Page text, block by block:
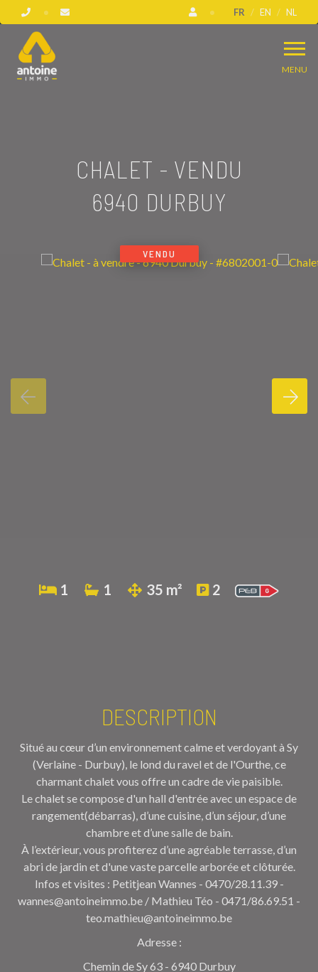
FR EN NL
MENU
CHALET - VENDU
6940 DURBUY
VENDU
1 1 35 m² 2
DESCRIPTION
Situé au cœur d’un environnement calme et verdoyant à Sy
(Verlaine - Durbuy), le lond du ravel et de l'Ourthe, ce
charmant chalet vous offre un cadre de vie paisible.
Le chalet se compose d'un hall d'entrée avec un espace de
rangement(débarras), d’une cuisine, d’un séjour, d’une
chambre et d’une salle de bain.
À l’extérieur, vous profiterez d’une agréable terrasse, d’un
abri de jardin et d'une vaste parcelle arborée et clôturée.
Infos et visites : Petitjean Wannes - 0470/28.11.39 -
wannes@antoineimmo.be / Mathieu Téo - 0471/86.69.51 -
teo.mathieu@antoineimmo.be
Adresse :
Chemin de Sy 63 - 6940 Durbuy